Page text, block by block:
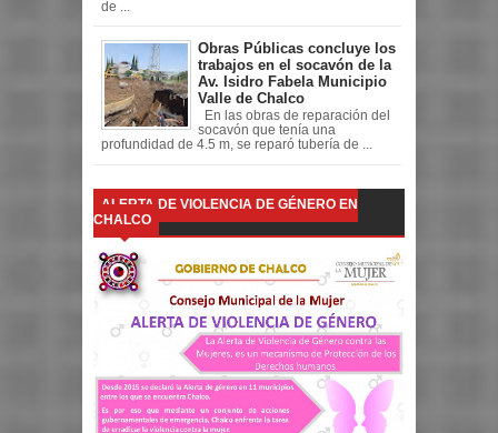
de ...
Obras Públicas concluye los
trabajos en el socavón de la
Av. Isidro Fabela Municipio
Valle de Chalco
En las obras de reparación del
socavón que tenía una
profundidad de 4.5 m, se reparó tubería de ...
ALERTA DE VIOLENCIA DE GÉNERO EN
CHALCO